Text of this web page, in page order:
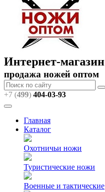
Интернет-магазин
продажа ножей оптом
+7 (499) 404-03-93
Главная
Каталог
Охотничьи ножи
Туристические ножи
Военные и тактические